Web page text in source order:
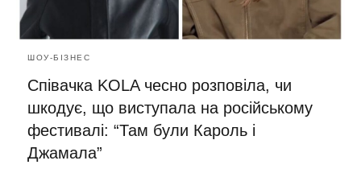
ШОУ-БІЗНЕС
Співачка KOLA чесно розповіла, чи
шкодує, що виступала на російському
фестивалі: “Там були Кароль і
Джамала”